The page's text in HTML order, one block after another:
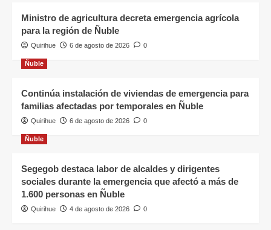
Ministro de agricultura decreta emergencia agrícola
para la región de Ñuble
Quirihue 6 de agosto de 2026 0
Ñuble
Continúa instalación de viviendas de emergencia para
familias afectadas por temporales en Ñuble
Quirihue 6 de agosto de 2026 0
Ñuble
Segegob destaca labor de alcaldes y dirigentes
sociales durante la emergencia que afectó a más de
1.600 personas en Ñuble
Quirihue 4 de agosto de 2026 0